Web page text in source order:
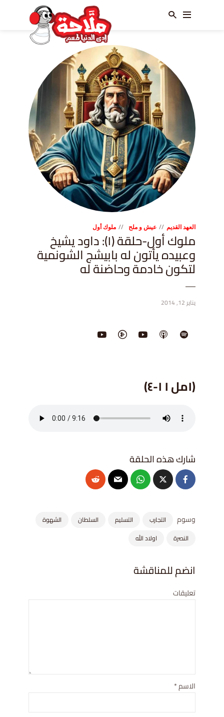
العهد القديم عيش و ملح ملوك أول
ملوك أول-حلقة (١): داود يشيخ
وعبيده يأتون له بابيشج الشونمية
لتكون خادمة وحاضنة له
يناير 12, 2014
(١مل ١ ١-٤)
وسوم التجارب التسليم السلطان
الشهوة
النصرة
اولاد الله
انضم للمناقشة
تعليقات
الاسم*